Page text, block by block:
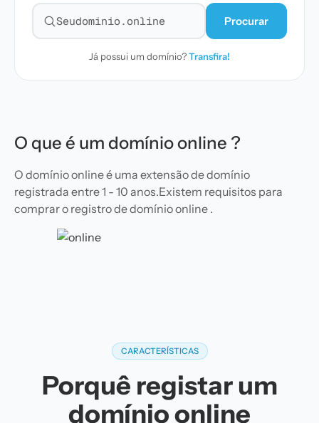
Pesquisar domínio
Procurar
Já possui um domínio?Transfira!
O que é um domínio online ?
O domínio online é uma extensão de domínio
registrada entre 1 - 10 anos.Existem requisitos para
comprar o registro de domínio online .
CARACTERÍSTICAS
Porquê registar um
domínio online